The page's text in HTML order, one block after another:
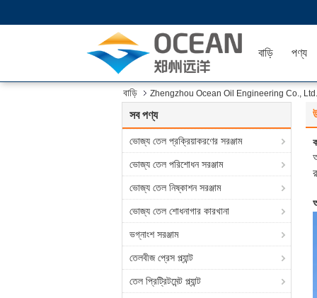
বাড়ি পণ্য
বাড়ি Zhengzhou Ocean Oil Engineering Co., Ltd.
সব পণ্য
ভোজ্য তেল প্রক্রিয়াকরণের সরঞ্জাম
ভোজ্য তেল পরিশোধন সরঞ্জাম
ভোজ্য তেল নিষ্কাশন সরঞ্জাম
ভোজ্য তেল শোধনাগার কারখানা
ভগ্নাংশ সরঞ্জাম
তেলবীজ প্রেস প্ল্যান্ট
তেল প্রিট্রিটমেন্ট প্ল্যান্ট